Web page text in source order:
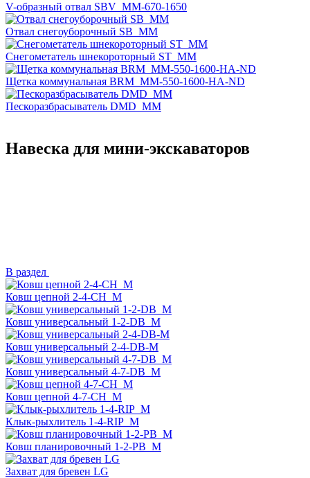
V-образный отвал SBV_MM-670-1650
Отвал снегоуборочный SB_MM
Снегометатель шнекороторный ST_MM
Щетка коммунальная BRM_MM-550-1600-HA-ND
Пескоразбрасыватель DMD_MM
Навеска для мини-экскаваторов
В раздел
Ковш цепной 2-4-CH_M
Ковш универсальный 1-2-DB_M
Ковш универсальный 2-4-DB-M
Ковш универсальный 4-7-DB_M
Ковш цепной 4-7-CH_M
Клык-рыхлитель 1-4-RIP_M
Ковш планировочный 1-2-PB_M
Захват для бревен LG